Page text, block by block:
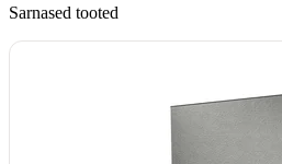
Sarnased tooted